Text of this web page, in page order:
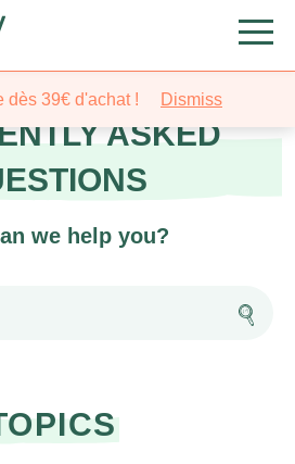
ASKED
we help you?
dès 39€ d'achat ! Dismiss